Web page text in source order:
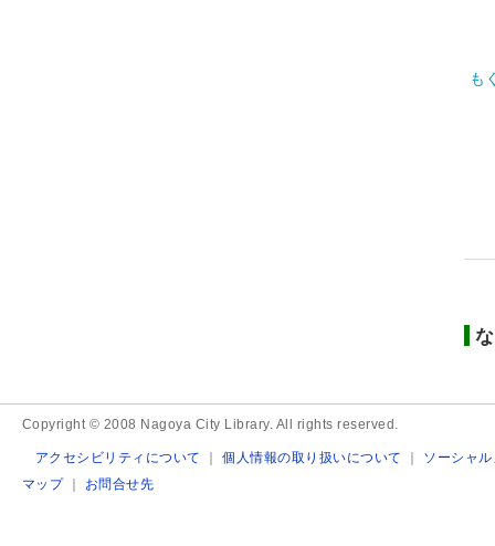
も
Copyright © 2008 Nagoya City Library. All rights reserved.
アクセシビリティについて ｜個人情報の取り扱いについて ｜ ソーシャ
マップ｜ お問合せ先